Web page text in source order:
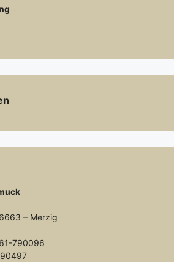
– Merzig
790096